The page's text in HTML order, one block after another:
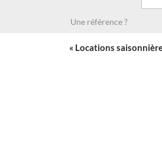
Une référence ?
« Locations